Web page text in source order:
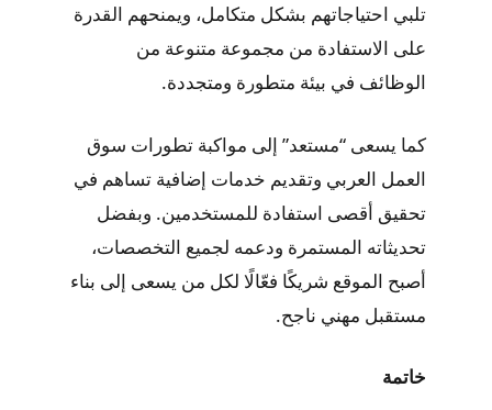
تلبي احتياجاتهم بشكل متكامل، ويمنحهم القدرة
على الاستفادة من مجموعة متنوعة من
الوظائف في بيئة متطورة ومتجددة.
كما يسعى “مستعد” إلى مواكبة تطورات سوق
العمل العربي وتقديم خدمات إضافية تساهم في
تحقيق أقصى استفادة للمستخدمين. وبفضل
تحديثاته المستمرة ودعمه لجميع التخصصات،
أصبح الموقع شريكًا فعّالًا لكل من يسعى إلى بناء
مستقبل مهني ناجح.
خاتمة